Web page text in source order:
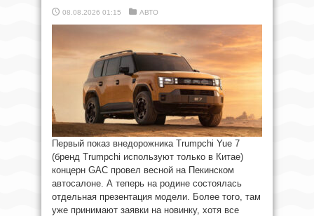
08.08.2026 01:15 АВТО
Первый показ внедорожника Trumpchi Yue 7
(бренд Trumpchi используют только в Китае)
концерн GAC провел весной на Пекинском
автосалоне. А теперь на родине состоялась
отдельная презентация модели. Более того, там
уже принимают заявки на новинку, хотя все